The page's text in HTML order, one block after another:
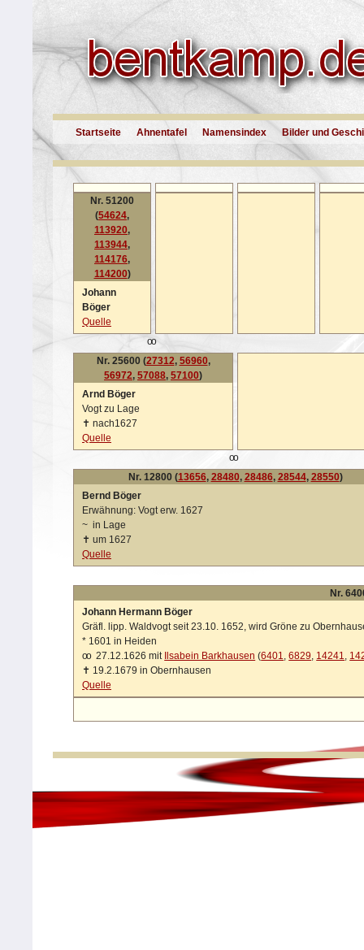
Startseite Ahnentafel Namensindex Bilder und
Nr. 51200
(54624,
113920,
113944,
114176,
114200)
Johann
Böger
Quelle
oo
Nr. 25600 (27312, 56960,
56972, 57088, 57100)
Arnd Böger
Vogt zu Lage
✝ nach1627
Quelle
oo
Nr. 12800 (13656, 28480, 28486, 28544, 28550)
Bernd Böger
Erwähnung: Vogt erw. 1627
~ in Lage
✝ um 1627
Quelle
Nr.
Johann Hermann Böger
Gräfl. lipp. Waldvogt seit 23.10. 1652, wird Gröne zu
* 1601 in Heiden
oo 27.12.1626 mit Ilsabein Barkhausen (6401,6829, 14241,
✝ 19.2.1679 in Obernhausen
Quelle